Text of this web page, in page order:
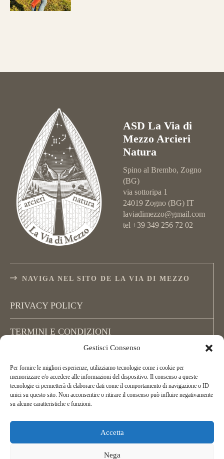
Gestisci Consenso
Per fornire le migliori esperienze, utilizziamo tecnologie come i cookie per
memorizzare e/o accedere alle informazioni del dispositivo. Il consenso a queste
tecnologie ci permetterà di elaborare dati come il comportamento di navigazione o ID
unici su questo sito. Non acconsentire o ritirare il consenso può influire negativamente
su alcune caratteristiche e funzioni.
Accetta
Nega
ASD La Via di
Mezzo Arcieri
Natura
Spino al Brembo, Zogno
(BG)
via sottoripa 1
24019 Zogno (BG) IT
laviadimezzo@gmail.com
tel +39 349 256 72 02
NAVIGA NEL SITO DE LA VIA DI MEZZO
PRIVACY POLICY
TERMINI E CONDIZIONI
Copyright La Via di Mezzo, All Rights Reserved.